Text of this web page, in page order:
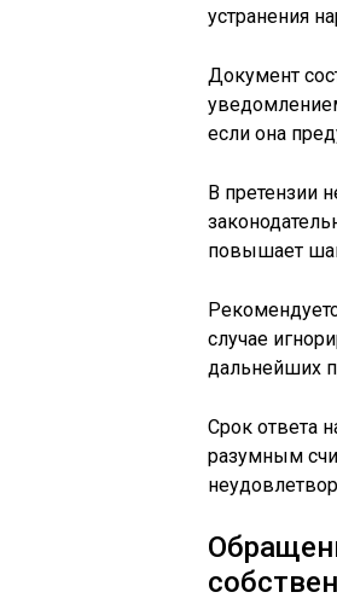
устранения
Документ
если она
В претензии
повышает
случае
дальнейших
Срок ответа
разумным